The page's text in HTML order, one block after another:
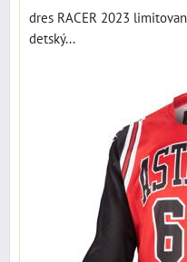
dres RACER 2023
detský...